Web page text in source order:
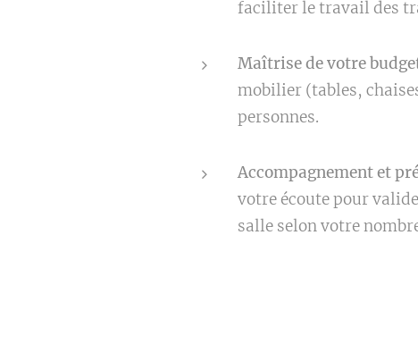
faciliter le travail des
Maîtrise de votre
mobilier (tables,
personnes.
Accompagnement et
votre écoute pour
salle selon votre